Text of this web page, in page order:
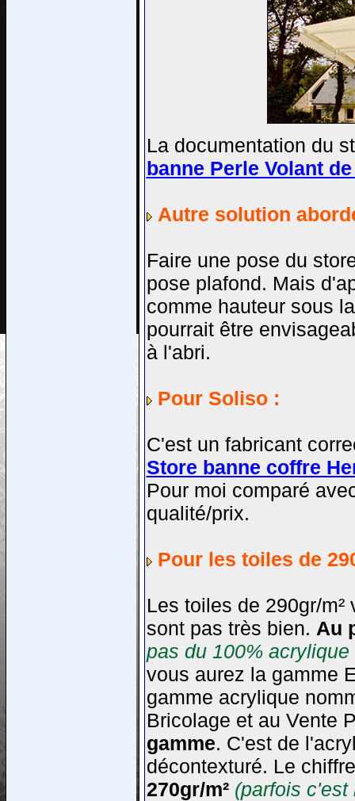
La documentation du
banne Perle Volant
Autre solution
Faire une pose du
pose plafond. Mais
comme hauteur sous
pourrait être
à l'abri.
Pour Soliso :
C'est un fabricant
Store banne coffre
Pour moi comparé
qualité/prix.
Pour les toiles de
Les toiles de 290gr/
sont pas très bien. Au
pas du 100%
vous aurez la gamme
gamme acrylique
Bricolage et au Vente
gamme. C'est de
décontexturé. Le
270gr/m²(parfois c'est